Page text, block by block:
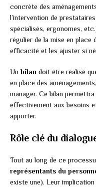
concrète des
l’intervention de
spécialisés, ergonomes,
régulier de la mise en place
efficacité et les ajuster si
Unbilan doit être réalisé
en place des
manager. Ce bilan
effectivement aux besoins
apporter.
Rôle clé du
Tout au long de ce
représentants du
existe une). Leur